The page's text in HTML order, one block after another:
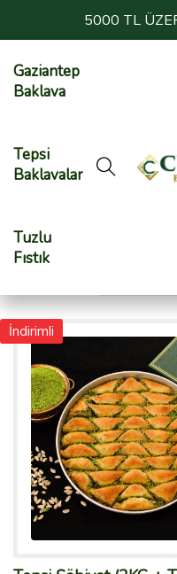
5000 TL
Gaziantep
Baklava
Tepsi
Baklavalar
Tuzlu
Fıstık
İndirimli